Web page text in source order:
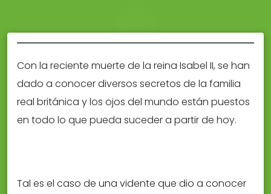
Con la reciente muerte de la reina Isabel II, se han
dado a conocer diversos secretos de la familia
real británica y los ojos del mundo están puestos
en todo lo que pueda suceder a partir de hoy.
Tal es el caso de una vidente que dio a conocer